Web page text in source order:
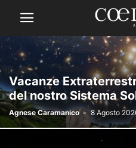
Vacanze
del nostro Sistema
Agnese Caramanico - 8 Agosto